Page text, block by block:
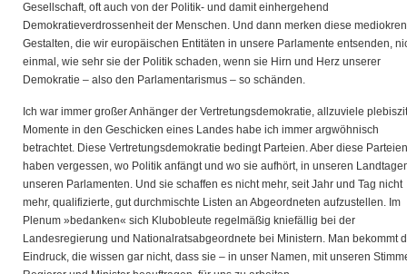
Gesellschaft, oft auch von der Politik- und damit einhergehend
Demokratieverdrossenheit der Menschen. Und dann merken diese mediokren
Gestalten, die wir europäischen Entitäten in unsere Parlamente entsenden,
einmal, wie sehr sie der Politik schaden, wenn sie Hirn und Herz unserer
Demokratie – also den Parlamentarismus – so schänden.
Ich war immer großer Anhänger der Vertretungsdemokratie, allzuviele
Momente in den Geschicken eines Landes habe ich immer argwöhnisch
betrachtet. Diese Vertretungsdemokratie bedingt Parteien. Aber diese Parteien
haben vergessen, wo Politik anfängt und wo sie aufhört, in unseren
unseren Parlamenten. Und sie schaffen es nicht mehr, seit Jahr und Tag nicht
mehr, qualifizierte, gut durchmischte Listen an Abgeordneten aufzustellen. Im
Plenum »bedanken« sich Klubobleute regelmäßig kniefällig bei der
Landesregierung und Nationalratsabgeordnete bei Ministern. Man bekommt
Eindruck, die wissen gar nicht, dass sie – in unser Namen, mit unseren